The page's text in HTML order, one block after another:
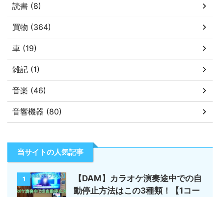
読書 (8)
買物 (364)
車 (19)
雑記 (1)
音楽 (46)
音響機器 (80)
当サイトの人気記事
1
【DAM】カラオケ演奏途中での自
動停止方法はこの3種類！【1コー